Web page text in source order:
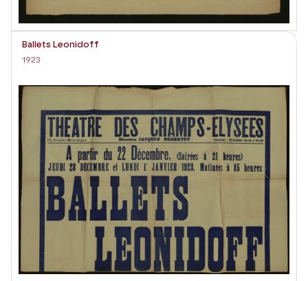
Ballets Leonidoff
1923